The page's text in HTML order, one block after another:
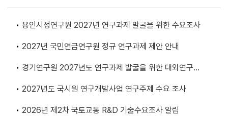
용인시정연구원 2027년 연구과제 발굴을 위한 수요조사
2027년 국민연금연구원 정규 연구과제 제안 안내
경기연구원 2027년도 연구과제 발굴을 위한 대외연구수
2027년도 국시원 연구개발사업 연구주제 수요 조사
2026년 제2차 국토교통 R&D 기술수요조사 알림